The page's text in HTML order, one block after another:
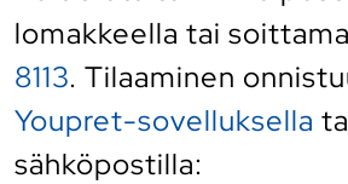
lomakkeella tai
8113. Tilaaminen
Youpret-sovelluksella
sähköpostilla: